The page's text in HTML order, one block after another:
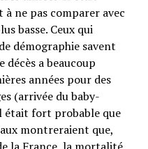
ne pas comparer avec
basse. Ceux qui
démographie savent
décès a beaucoup
années pour des
(arrivée du baby-
était fort probable que
montreraient que,
la France, la mortalité